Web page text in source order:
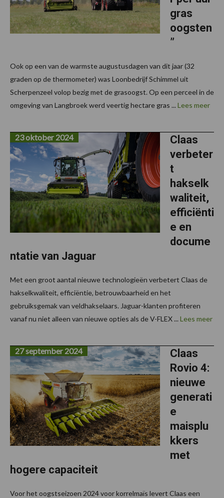
gras
oogsten
”
Ook op een van de warmste augustusdagen van dit jaar (32
graden op de thermometer) was Loonbedrijf Schimmel uit
Scherpenzeel volop bezig met de grasoogst. Op een perceel in de
omgeving van Langbroek werd veertig hectare gras ... Lees meer
Claas
verbeter
t
hakselk
waliteit,
efficiënti
e en
docume
ntatie van Jaguar
23 oktober 2024
Met een groot aantal nieuwe technologieën verbetert Claas de
hakselkwaliteit, efficiëntie, betrouwbaarheid en het
gebruiksgemak van veldhakselaars. Jaguar-klanten profiteren
vanaf nu niet alleen van nieuwe opties als de V-FLEX ... Lees meer
Claas
Rovio 4:
nieuwe
generati
e
maisplu
kkers
met
hogere capaciteit
27 september 2024
Voor het oogstseizoen 2024 voor korrelmaïs levert Claas een